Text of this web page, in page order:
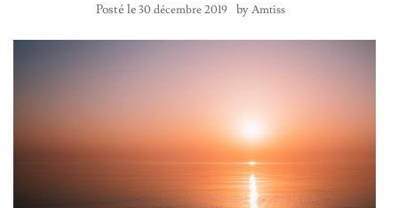
Posté le30 décembre 2019 byAmtiss